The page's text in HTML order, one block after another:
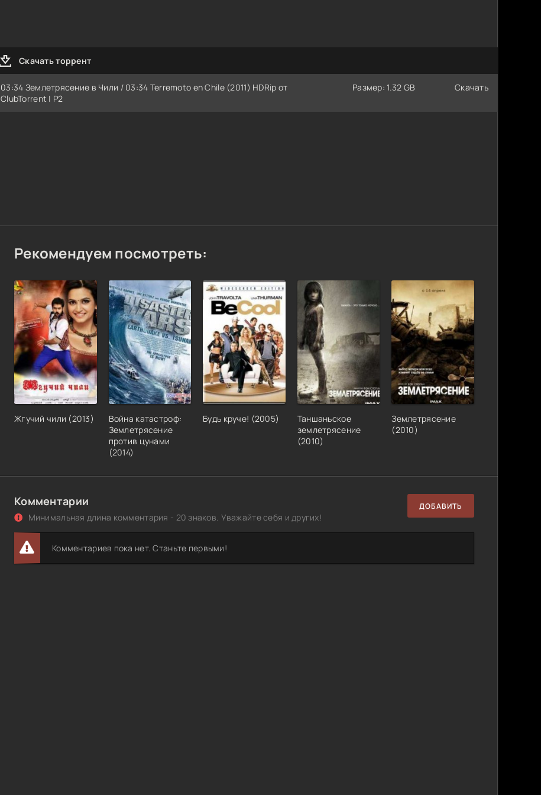
Скачать торрент
03:34 Землетрясение в Чили / 03:34 Terremoto en Chile (2011) HDRip от
ClubTorrent | P2
Размер: 1.32 GB Скачать
Рекомендуем посмотреть:
Жгучий чили (2013)
Война катастроф:
Землетрясение
против цунами
(2014)
Будь круче! (2005)
Таншаньское
землетрясение
(2010)
Землетрясение
(2010)
Комментарии
Минимальная длина комментария - 20 знаков. Уважайте себя и других!
ДОБАВИТЬ
Комментариев пока нет. Станьте первыми!